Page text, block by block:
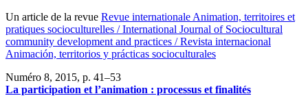
Un article de la revue Revue internationale Animation, territoires et
pratiques socioculturelles / International Journal of Sociocultural
community development and practices / Revista internacional
Animación, territorios y prácticas socioculturales
Numéro 8, 2015, p. 41–53
La participation et l’animation : processus et finalités